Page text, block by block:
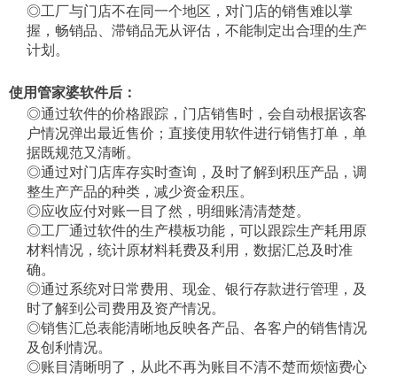
◎工厂与门店不在同一个地区，对门店的销售难以掌
握，畅销品、滞销品无从评估，不能制定出合理的生产
计划。
使用管家婆软件后：
◎通过软件的价格跟踪，门店销售时，会自动根据该客
户情况弹出最近售价；直接使用软件进行销售打单，单
据既规范又清晰。
◎通过对门店库存实时查询，及时了解到积压产品，调
整生产产品的种类，减少资金积压。
◎应收应付对账一目了然，明细账清清楚楚。
◎工厂通过软件的生产模板功能，可以跟踪生产耗用原
材料情况，统计原材料耗费及利用，数据汇总及时准
确。
◎通过系统对日常费用、现金、银行存款进行管理，及
时了解到公司费用及资产情况。
◎销售汇总表能清晰地反映各产品、各客户的销售情况
及创利情况。
◎账目清晰明了，从此不再为账目不清不楚而烦恼费心